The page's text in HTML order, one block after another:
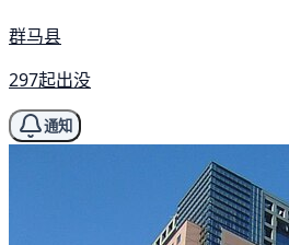
群马县
297起出没
通知